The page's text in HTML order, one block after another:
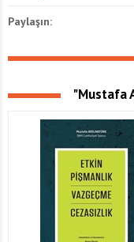
Paylaşın:
"Mustafa